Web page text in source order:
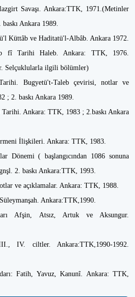
Savaşı. Ankara:TTK, 1971.(Metinler
Ankara 1989.
Küttâb ve Haditatü'l-Albâb. Ankara 1972.
fî Tarihi Haleb. Ankara: TTK, 1976.
Selçuklularla ilgili bölümler)
Bugyetü't-Taleb çevirisi, notlar ve
; 2. baskı Ankara 1989.
Ankara: TTK, 1983 ; 2.baskı Ankara
İlişkileri. Ankara: TTK, 1983.
Dönemi ( başlangıcından 1086 sonuna
2. baskı Ankara:TTK, 1993.
ve açıklamalar. Ankara: TTK, 1988.
Ankara:TTK,1990.
Afşin, Atsız, Artuk ve Aksungur.
IV. ciltler. Ankara:TTK,1990-1992.
Fatih, Yavuz, Kanunî. Ankara: TTK,